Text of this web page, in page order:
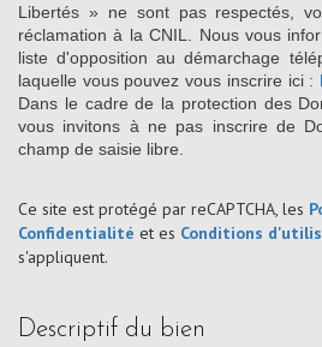
Libertés » ne sont pas respectés,
réclamation à la CNIL. Nous vous
liste d'opposition au démarchage
laquelle vous pouvez vous inscrire ici :
Dans le cadre de la protection des
vous invitons à ne pas inscrire de
champ de saisie libre.
Ce site est protégé par reCAPTCHA, les
Confidentialité et es Conditions
s'appliquent.
descriptif du bien